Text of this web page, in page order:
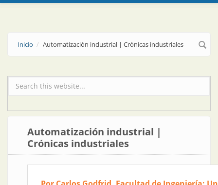
Inicio Automatización industrial | Crónicas industriales
Formulario de búsqueda
Automatización industrial |
Crónicas industriales